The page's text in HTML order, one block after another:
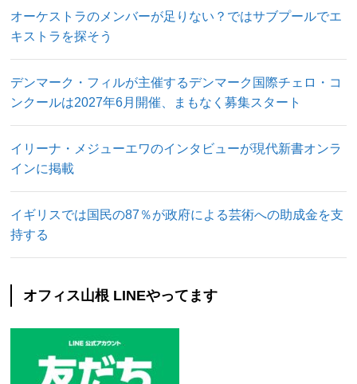
オーケストラのメンバーが足りない？ではサブプールでエ
キストラを探そう
デンマーク・フィルが主催するデンマーク国際チェロ・コ
ンクールは2027年6月開催、まもなく募集スタート
イリーナ・メジューエワのインタビューが現代新書オンラ
インに掲載
イギリスでは国民の87％が政府による芸術への助成金を支
持する
オフィス山根 LINEやってます